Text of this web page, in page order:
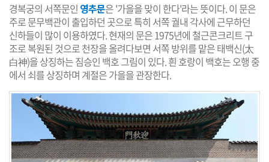
경복궁의 서쪽문인 영추문은 '가을을 맞이 한다'라는 뜻이다. 이 문은
주로 문무백관이 출입하던 곳으로 특히 서쪽 궐내 각사에 근무하던
신하들이 많이 이용하였다. 현재의 문은 1975년에 철근콘크리트 구
조로 복원된 것으로 천장을 올려다보면 서쪽 방위를 맡은 태백신(太
白神)을 상징하는 짐승인 백호 그림이 있다. 흰 호랑이 백호는 오행 중
에서 쇠를 상징하며 계절은 가을을 관장한다.